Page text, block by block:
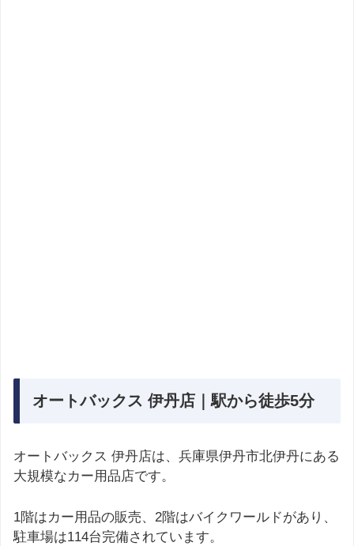
オートバックス 伊丹店｜駅から徒歩5分
オートバックス 伊丹店は、兵庫県伊丹市北伊丹にある
大規模なカー用品店です。
1階はカー用品の販売、2階はバイクワールドがあり、
駐車場は114台完備されています。